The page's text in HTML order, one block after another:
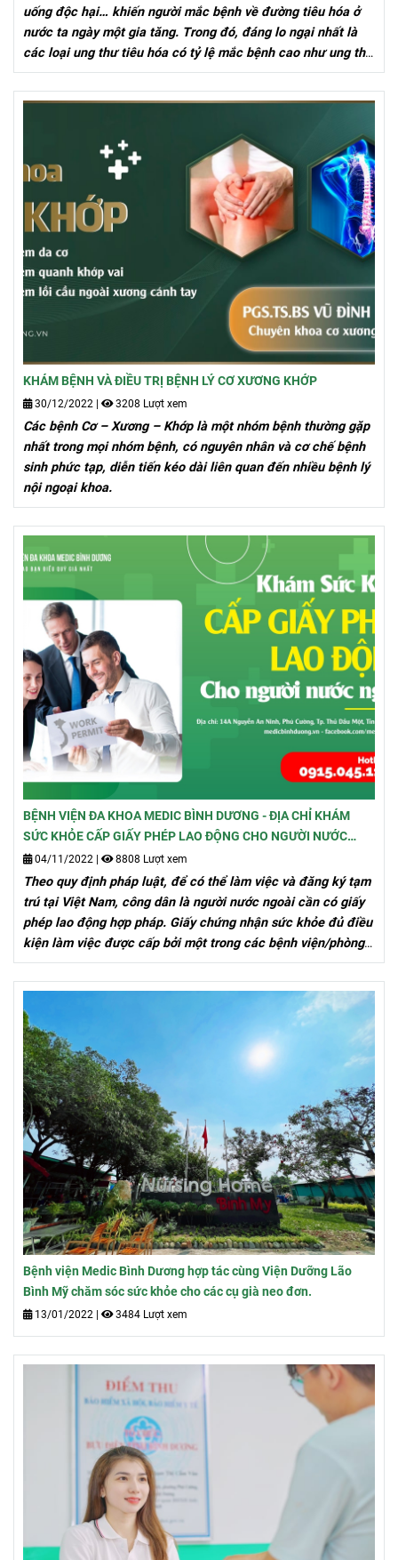
uống độc hại… khiến người mắc bệnh về đường tiêu hóa ở
nước ta ngày một gia tăng. Trong đó, đáng lo ngại nhất là
các loại ung thư tiêu hóa có tỷ lệ mắc bệnh cao như ung thư
dạ dày, ung thư đại trực tràng. Tuổi mắc bệnh ung thư dạ
dày và đại trực tràng ngày càng trẻ hóa.
KHÁM BỆNH VÀ ĐIỀU TRỊ BỆNH LÝ CƠ XƯƠNG KHỚP
30/12/2022 3208 Lượt xem
Các bệnh Cơ – Xương – Khớp là một nhóm bệnh thường gặp
nhất trong mọi nhóm bệnh, có nguyên nhân và cơ chế bệnh
sinh phức tạp, diễn tiến kéo dài liên quan đến nhiều bệnh lý
nội ngoại khoa.
BỆNH VIỆN ĐA KHOA MEDIC BÌNH DƯƠNG - ĐỊA CHỈ KHÁM
SỨC KHỎE CẤP GIẤY PHÉP LAO ĐỘNG CHO NGƯỜI NƯỚC
NGOÀI
04/11/2022 8808 Lượt xem
Theo quy định pháp luật, để có thể làm việc và đăng ký tạm
trú tại Việt Nam, công dân là người nước ngoài cần có giấy
phép lao động hợp pháp. Giấy chứng nhận sức khỏe đủ điều
kiện làm việc được cấp bởi một trong các bệnh viện/phòng
khám theo quy định của Bộ Y Tế là một trong những tài liệu
bắt buộc phải có trong bộ hồ sơ xin cấp giấy phép lao động
Bệnh viện Medic Bình Dương hợp tác cùng Viện Dưỡng Lão
Bình Mỹ chăm sóc sức khỏe cho các cụ già neo đơn.
13/01/2022 3484 Lượt xem